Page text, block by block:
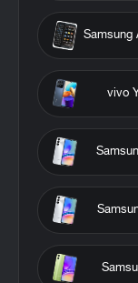
Samsung
vivo